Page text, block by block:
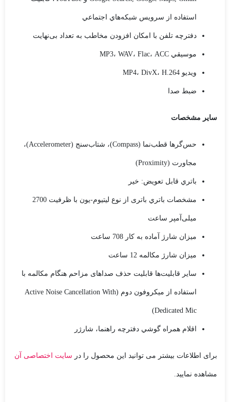
استفاده از سرويس شبکه‌هاي اجتماعي
دفترچه تلفن با امکان افزودن مخاطب به تعداد بی‌نهایت
موسيقي MP3، WAV، Flac، ACC
ويديو MP4، DivX، H.264
ضبط صدا
ساير مشخصات
حس‌گرها قطب‌نما (Compass)، شتاب‌سنج (Accelerometer)،
مجاورت (Proximity)
باتري قابل تعويض: خیر
مشخصات باتري باتری از نوع لیتیوم-یون با ظرفیت 2700
میلی‌آمپر ساعت
ميزان شارژ آماده به کار 708 ساعت
ميزان شارژ مکالمه 12 ساعت
ساير قابليت‌ها قابلیت حذف صدا‌های مزاحم هنگام مکالمه با
استفاده از میکروفون دوم (Active Noise Cancellation With
Dedicated Mic)
اقلام همراه گوشي دفترچه‌ راهنما، شارژر
برای اطلاعات بیشتر می توانید این محصول را در سایت اختصاصی آن
مشاهده نمایید.